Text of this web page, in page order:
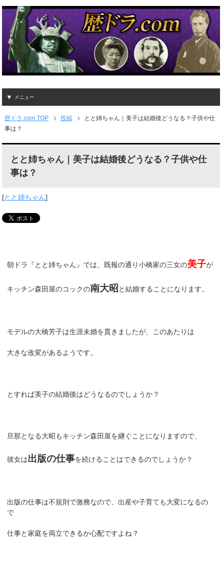
メニュー
歴ドラ.com TOP 投稿
とと姉ちゃん｜美子は結婚後どうなる？子供や仕
事は？
とと姉ちゃん｜美子は結婚後どうなる？子供や仕
事は？
[とと姉ちゃん]
朝ドラ『とと姉ちゃん』では、既報の通り小橋家の三女の美子が
キッチン森田屋のコックの南大昭と結婚することになります。
モデルの大橋芳子は生涯未婚を貫きましたが、このあたりは
大きな改変があるようです。
とすれば美子の結婚後はどうなるのでしょうか？
旦那となる大昭もキッチン森田屋を継ぐことになりますので、
彼女は出版の仕事を続けることはできるのでしょうか？
出版の仕事は不規則で激務なので、出産や子育ても大変になるの
で
仕事と家庭を両立できるか心配ですよね？